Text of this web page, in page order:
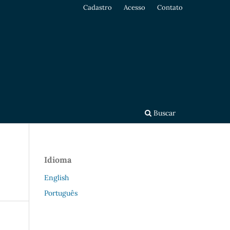
Buscar
Cadastro Acesso Contato
Idioma
English
Português